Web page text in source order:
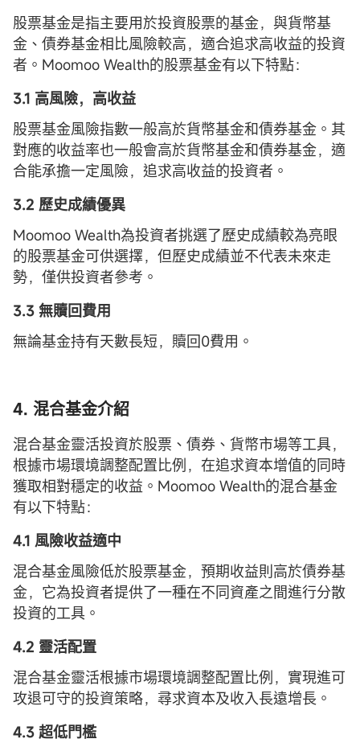
股票基金是指主要用於投資股票的基金，與貨幣基
金、債券基金相比風險較高，適合追求高收益的投資
者。Moomoo Wealth的股票基金有以下特點：
3.1 高風險，高收益
股票基金風險指數一般高於貨幣基金和債券基金。其
對應的收益率也一般會高於貨幣基金和債券基金，適
合能承擔一定風險，追求高收益的投資者。
3.2 歷史成績優異
Moomoo Wealth為投資者挑選了歷史成績較為亮眼
的股票基金可供選擇，但歷史成績並不代表未來走
勢，僅供投資者參考。
3.3 無贖回費用
無論基金持有天數長短，贖回0費用。
4. 混合基金介紹
混合基金靈活投資於股票、債券、貨幣市場等工具，
根據市場環境調整配置比例，在追求資本增值的同時
獲取相對穩定的收益。Moomoo Wealth的混合基金
有以下特點：
4.1 風險收益適中
混合基金風險低於股票基金，預期收益則高於債券基
金，它為投資者提供了一種在不同資產之間進行分散
投資的工具。
4.2 靈活配置
混合基金靈活根據市場環境調整配置比例，實現進可
攻退可守的投資策略，尋求資本及收入長遠增長。
4.3 超低門檻